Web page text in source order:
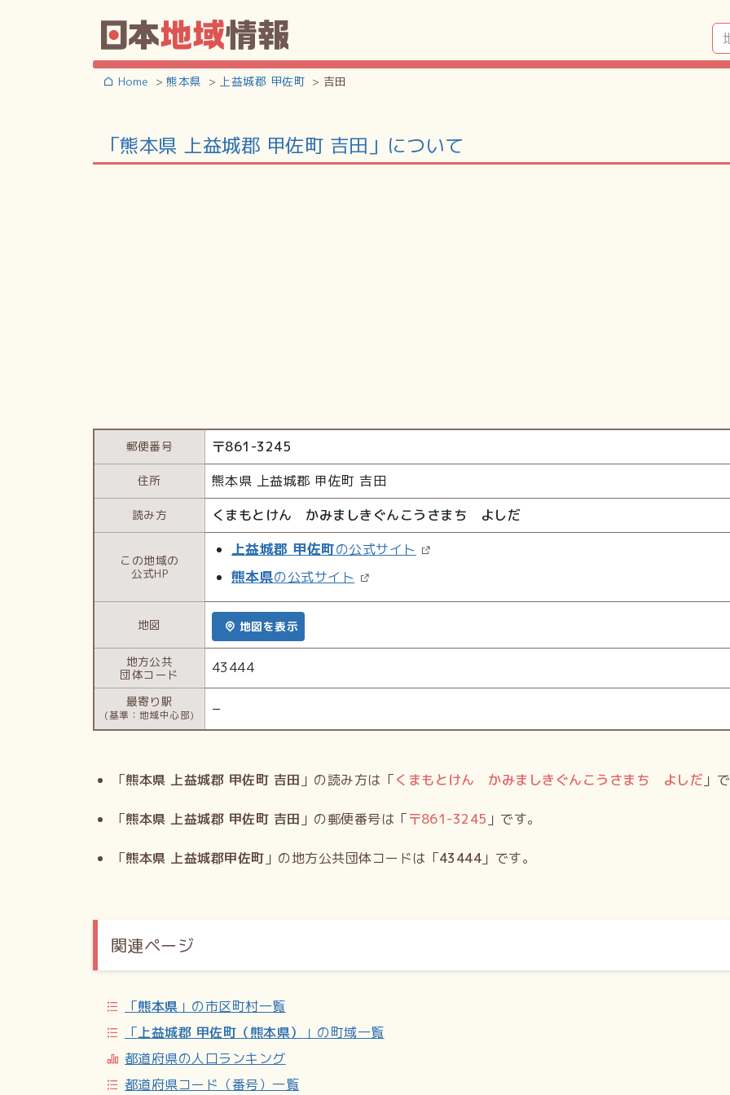
Home 熊本県 上益城郡 甲佐町 吉田
「熊本県 上益城郡 甲佐町 吉田」について
郵便番号 〒861-3245
住所 熊本県 上益城郡 甲佐町 吉田
読み方 くまもとけん かみましきぐんこうさまち よしだ
この地域の
公式HP
上益城郡 甲佐町の公式サイト
熊本県の公式サイト
地図 地図を表示
地方公共
団体コード
43444
最寄り駅
(基準：地域中心部) −
「熊本県 上益城郡 甲佐町 吉田 」の読み方は「くまもとけん かみましきぐんこうさまち よしだ 」
「熊本県 上益城郡 甲佐町 吉田 」の郵便番号は「〒861-3245 」です。
「熊本県 上益城郡甲佐町 」の地方公共団体コードは「43444 」です。
関連ページ
「熊本県 」の市区町村一覧
「上益城郡 甲佐町（熊本県）
」の町域一覧
都道府県の人口ランキング
都道府県コード（番号）一覧